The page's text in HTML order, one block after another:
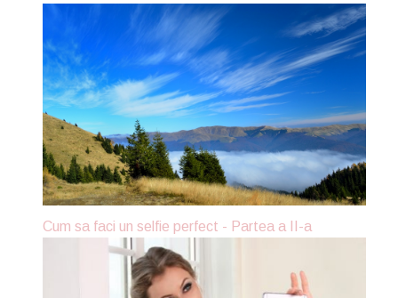
Cum sa faci un selfie perfect - Partea a II-a